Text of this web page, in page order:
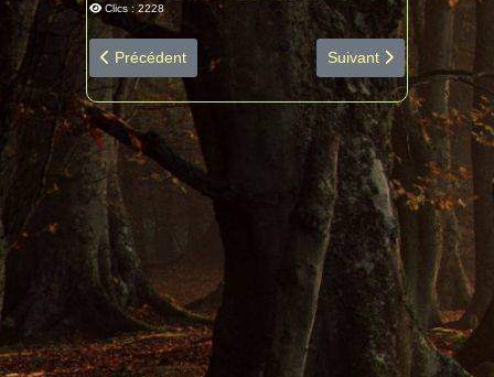
Clics : 2228
Article précédent : 2024-05-12 Mourgoueilh diapo
Précédent Article suivant : 2024-
Suivant